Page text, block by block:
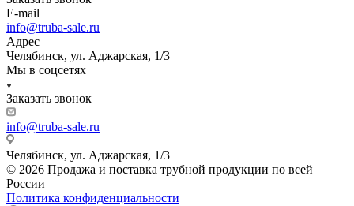
E-mail
info@truba-sale.ru
Адрес
Челябинск, ул. Аджарская, 1/3
Мы в соцсетях
Заказать звонок
info@truba-sale.ru
Челябинск, ул. Аджарская, 1/3
© 2026 Продажа и поставка трубной продукции по всей
России
Политика конфиденциальности